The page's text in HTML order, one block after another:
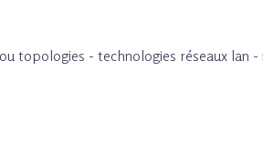
topologies - technologies réseaux lan